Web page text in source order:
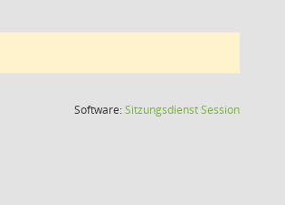
Software:SitzungsdienstSession(Wird in